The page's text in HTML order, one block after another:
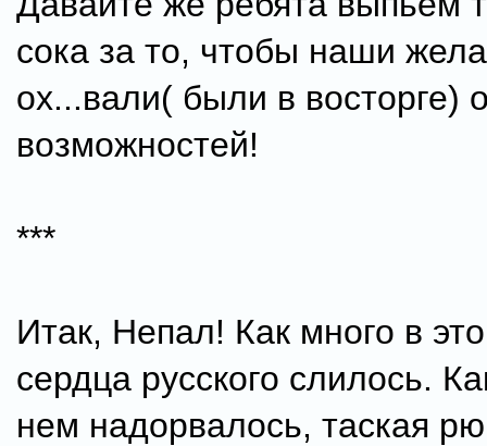
сока за то, чтобы наши
ох...вали( были в восторге)
возможностей!
***
Итак, Непал! Как много в
сердца русского слилось.
нем надорвалось, таская